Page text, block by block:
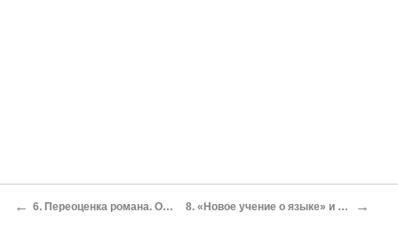
← 6. Переоценка романа. От эстетики и этики к философии культуры 8. «Новое учение о языке» и исследование-манифест о Тристане и Изольде →